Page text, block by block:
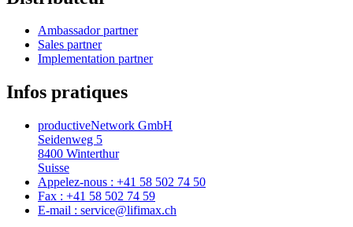
Ambassador partner
Sales partner
Implementation partner
Infos pratiques
productiveNetwork GmbH
Seidenweg 5
8400 Winterthur
Suisse
Appelez-nous : +41 58 502 74 50
Fax : +41 58 502 74 59
E-mail : service@lifimax.ch